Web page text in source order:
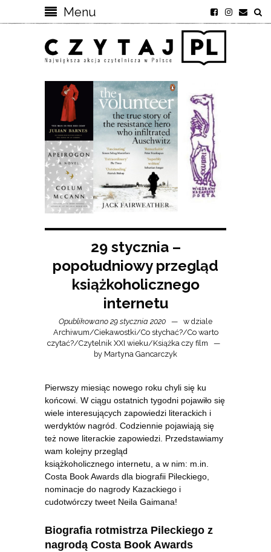
Menu
29 stycznia –
popołudniowy przegląd
książkoholicznego
internetu
Opublikowano 29 stycznia 2020
w dziale
Archiwum/Ciekawostki/Co słychać?/Co warto
czytać?/Czytelnik XXI wieku/Książka czy film
by Martyna Gancarczyk
Pierwszy miesiąc nowego roku chyli się ku
końcowi. W ciągu ostatnich tygodni pojawiło się
wiele interesujących zapowiedzi literackich i
werdyktów nagród. Codziennie pojawiają się
też nowe literackie zapowiedzi. Przedstawiamy
wam kolejny przegląd
książkoholicznego internetu, a w nim: m.in.
Costa Book Awards dla biografii Pileckiego,
nominacje do nagrody Kazackiego i
cudotwórczy tweet Neila Gaimana!
Biografia rotmistrza Pileckiego z
nagrodą Costa Book Awards